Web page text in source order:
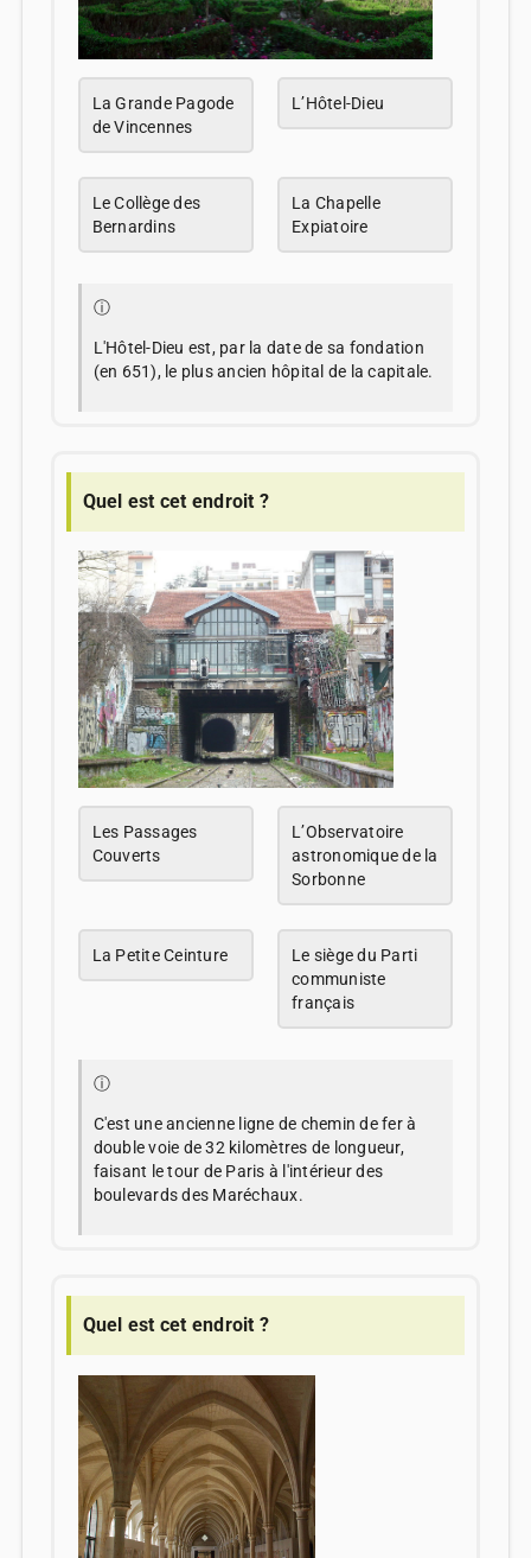
La Grande Pagode
de Vincennes
L’Hôtel-Dieu
Le Collège des
Bernardins
La Chapelle
Expiatoire
ⓘ
L'Hôtel-Dieu est, par la date de sa fondation
(en 651), le plus ancien hôpital de la capitale.
Quel est cet endroit ?
Les Passages
Couverts
L’Observatoire
astronomique de la
Sorbonne
La Petite Ceinture
Le siège du Parti
communiste
français
ⓘ
C'est une ancienne ligne de chemin de fer à
double voie de 32 kilomètres de longueur,
faisant le tour de Paris à l'intérieur des
boulevards des Maréchaux.
Quel est cet endroit ?